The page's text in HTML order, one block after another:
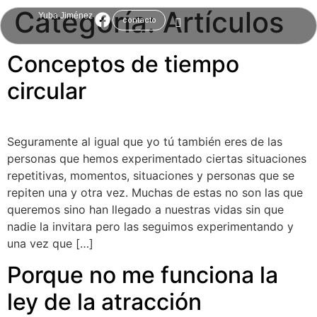
Yuba Jiménez contacto
Categoría:Artículos
Conceptos de tiempo
circular
Seguramente al igual que yo tú también eres de las
personas que hemos experimentado ciertas situaciones
repetitivas, momentos, situaciones y personas que se
repiten una y otra vez. Muchas de estas no son las que
queremos sino han llegado a nuestras vidas sin que
nadie la invitara pero las seguimos experimentando y
una vez que […]
Porque no me funciona la
ley de la atracción